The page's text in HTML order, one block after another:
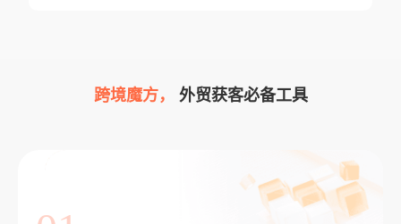
跨境魔方， 外贸获客必备工具